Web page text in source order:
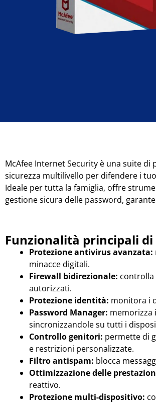
McAfee Internet Security è una suite di
sicurezza multilivello per difendere i
Ideale per tutta la famiglia, offre
gestione sicura delle password,
Funzionalità principali
Protezione antivirus avanzata:
minacce digitali.
Firewall bidirezionale: controlla
autorizzati.
Protezione identità: monitora i
Password Manager: memorizza
sincronizzandole su tutti i
Controllo genitori: permette di
e restrizioni personalizzate.
Filtro antispam: blocca
Ottimizzazione delle
reattivo.
Protezione multi-dispositivo: